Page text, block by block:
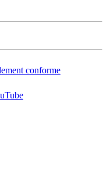
conforme